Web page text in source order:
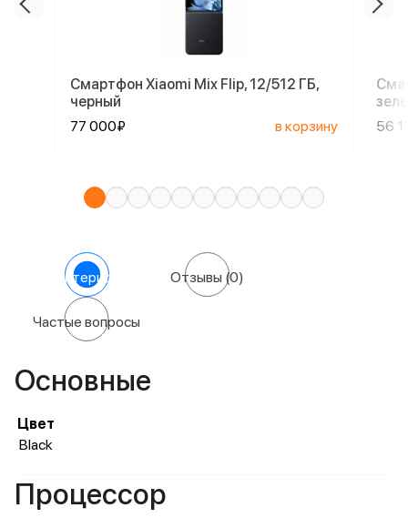
Смартфон Xiaomi Mix Flip, 12/512 ГБ,
черный
77 000₽
в корзину
56
Характеристики Отзывы (0)
Частые вопросы
Основные
Цвет
Black
Процессор